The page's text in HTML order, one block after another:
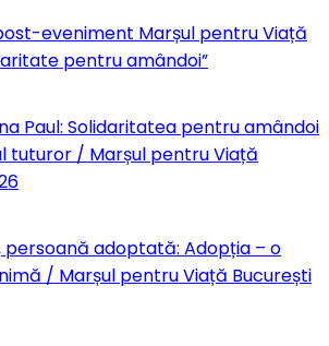
eveniment Marșul pentru Viață
pentru amândoi”
Paul: Solidaritatea pentru amândoi
tuturor / Marșul pentru Viață
persoană adoptată: Adopția – o
/ Marșul pentru Viață București